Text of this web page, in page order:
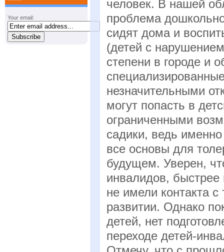
человек. В нашей
проблема
сидят дома и
(детей с
степени в городе и
незначительными
могут попасть в
ограниченными
садики, ведь
все основы для
будущем. Уверен,
инвалидов, быстрее
не имели контакта
развитии. Однако
детей, нет
переходе детей-
Your email: